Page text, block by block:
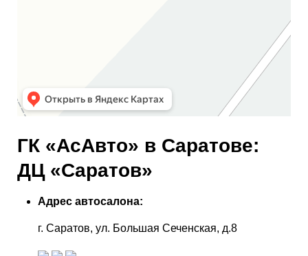
ГК «АсАвто» в Саратове:
ДЦ «Саратов»
Адрес автосалона:
г. Саратов, ул. Большая Сеченская, д.8